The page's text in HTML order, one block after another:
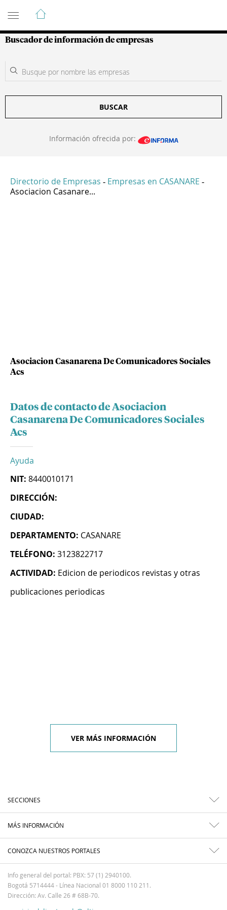
Guía de Empresas Colombianas
Buscador de información de empresas
BUSCAR
Información ofrecida por:
Directorio de Empresas - Empresas en CASANARE -
Asociacion Casanare...
Asociacion Casanarena De Comunicadores Sociales
Acs
Datos de contacto de Asociacion
Casanarena De Comunicadores Sociales
Acs
Ayuda
NIT: 8440010171
DIRECCIÓN:
CIUDAD:
DEPARTAMENTO: CASANARE
TELÉFONO: 3123822717
ACTIVIDAD: Edicion de periodicos revistas y otras
publicaciones periodicas
VER MÁS INFORMACIÓN
SECCIONES
MÁS INFORMACIÓN
CONOZCA NUESTROS PORTALES
Info general del portal: PBX: 57 (1) 2940100.
Bogotá 5714444 - Línea Nacional 01 8000 110 211.
Dirección: Av. Calle 26 # 68B-70.